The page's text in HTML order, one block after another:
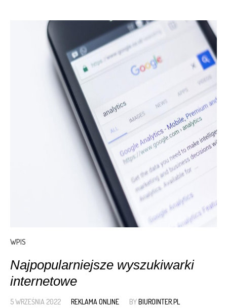
WPIS
Najpopularniejsze wyszukiwarki
internetowe
5 WRZEŚNIA 2022 REKLAMA ONLINE BYBIUROINTER.PL